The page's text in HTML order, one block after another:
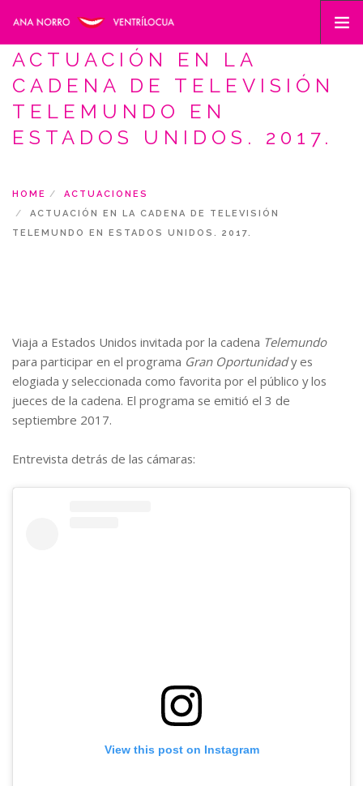
INICIO
FACETAS
MUÑECOS
ACTUACIONES Y NOTICIAS
CONTACTO
ACTUACIÓN EN LA
CADENA DE TELEVISIÓN
TELEMUNDO EN
ESTADOS UNIDOS. 2017.
HOME
ACTUACIONES
ACTUACIÓN EN LA CADENA DE TELEVISIÓN
TELEMUNDO EN ESTADOS UNIDOS. 2017.
Viaja a Estados Unidos invitada por la cadena Telemundo
para participar en el programa Gran Oportunidady es
elogiada y seleccionada como favorita por el público y los
jueces de la cadena. El programa se emitió el 3 de
septiembre 2017.
Entrevista detrás de las cámaras:
View this post on Instagram